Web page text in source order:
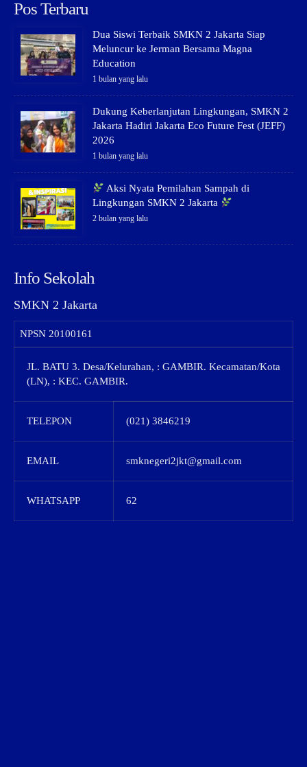
Pos Terbaru
Dua Siswi Terbaik SMKN 2 Jakarta Siap
Meluncur ke Jerman Bersama Magna
Education
1 bulan yang lalu
Dukung Keberlanjutan Lingkungan, SMKN 2
Jakarta Hadiri Jakarta Eco Future Fest (JEFF)
2026
1 bulan yang lalu
Aksi Nyata Pemilahan Sampah di
Lingkungan SMKN 2 Jakarta
2 bulan yang lalu
Info Sekolah
SMKN 2 Jakarta
NPSN 20100161
JL. BATU 3. Desa/Kelurahan, : GAMBIR. Kecamatan/Kota
(LN), : KEC. GAMBIR.
TELEPON (021) 3846219
EMAIL smknegeri2jkt@gmail.com
WHATSAPP 62